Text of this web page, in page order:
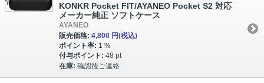
KONKR Pocket FIT/AYANEO Pocket S2 対応
メーカー純正 ソフトケース
AYANEO
販売価格: 4,800 円(税込)
ポイント率: 1 %
付与ポイント: 48 pt
在庫: 確認後ご連絡